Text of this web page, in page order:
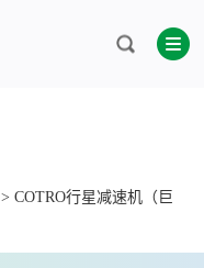
>COTRO行星减速机（巨